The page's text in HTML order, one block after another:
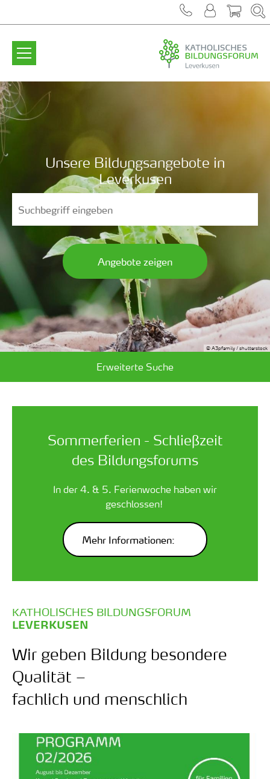
Unsere Bildungsangebote in
Leverkusen
Angebote zeigen
© A3pfamily / shutterstock
Erweiterte Suche
Sommerferien - Schließzeit
des Bildungsforums
In der 4. & 5. Ferienwoche haben wir
geschlossen!
Mehr Informationen:
KATHOLISCHES BILDUNGSFORUM
LEVERKUSEN
Wir geben Bildung besondere
Qualität –
fachlich und menschlich